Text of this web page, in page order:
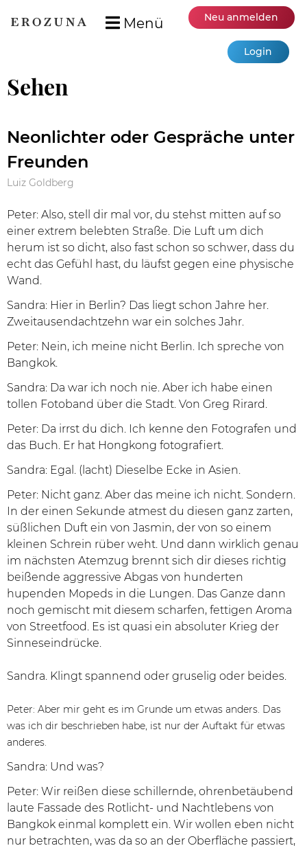
Menü Neu anmelden
Login
Sehen
Neonlichter oder Gespräche unter
Freunden
Luiz Goldberg
Peter: Also, stell dir mal vor, du stehst mitten auf so
einer extrem belebten Straße. Die Luft um dich
herum ist so dicht, also fast schon so schwer, dass du
echt das Gefühl hast, du läufst gegen eine physische
Wand.
Sandra: Hier in Berlin? Das liegt schon Jahre her.
Zweitausendachtzehn war ein solches Jahr.
Peter: Nein, ich meine nicht Berlin. Ich spreche von
Bangkok.
Sandra: Da war ich noch nie. Aber ich habe einen
tollen Fotoband über die Stadt. Von Greg Rirard.
Peter: Da irrst du dich. Ich kenne den Fotografen und
das Buch. Er hat Hongkong fotografiert.
Sandra: Egal. (lacht) Dieselbe Ecke in Asien.
Peter: Nicht ganz. Aber das meine ich nicht. Sondern.
In der einen Sekunde atmest du diesen ganz zarten,
süßlichen Duft ein von Jasmin, der von so einem
kleinen Schrein rüber weht. Und dann wirklich genau
im nächsten Atemzug brennt sich dir dieses richtig
beißende aggressive Abgas von hunderten
hupenden Mopeds in die Lungen. Das Ganze dann
noch gemischt mit diesem scharfen, fettigen Aroma
von Streetfood. Es ist quasi ein absoluter Krieg der
Sinneseindrücke.
Sandra. Klingt spannend oder gruselig oder beides.
Peter: Aber mir geht es im Grunde um etwas anders. Das
was ich dir beschrieben habe, ist nur der Auftakt für etwas
anderes.
Sandra: Und was?
Peter: Wir reißen diese schillernde, ohrenbetäubend
laute Fassade des Rotlicht- und Nachtlebens von
Bangkok einmal komplett ein. Wir wollen eben nicht
nur betrachten, was da so an der Oberfläche passiert,